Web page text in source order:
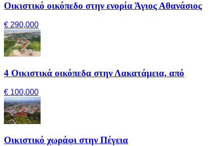
Οικιστικό οικόπεδο στην ενορία Άγιος Αθανάσιος
€ 290,000
4 Οικιστικά οικόπεδα στην Λακατάμεια, από
€ 100,000
Οικιστικό χωράφι στην Πέγεια